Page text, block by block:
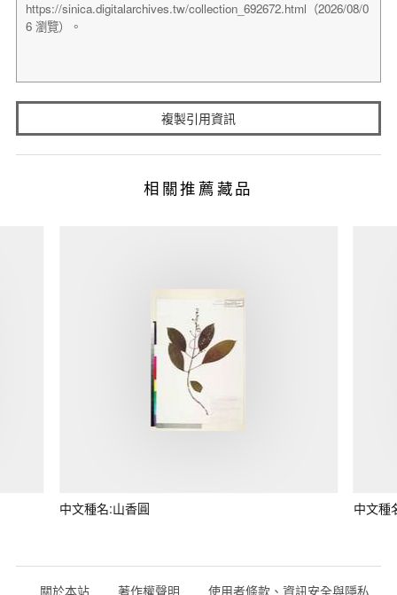
複製引用資訊
相關推薦藏品
中文種名:山香圓 中文種
關於本站 著作權聲明 使用者條款、資訊安全與隱私